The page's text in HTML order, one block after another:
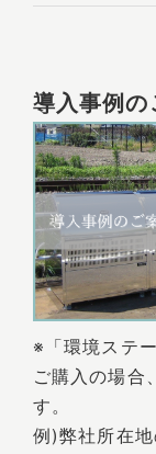
導入事例の
※「環境ステ
ご購入の場合
す。
例)弊社所在